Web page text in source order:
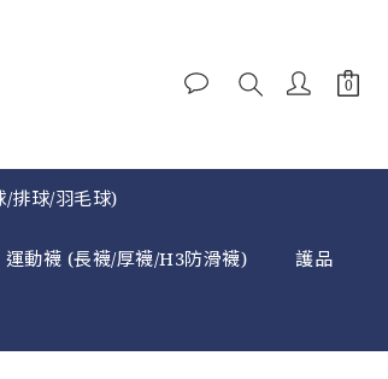
/排球/羽毛球)
運動襪 (長襪/厚襪/H3防滑襪) 護品